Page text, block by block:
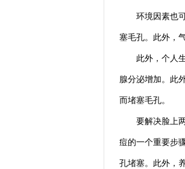
环境因素也可
塞毛孔。此外，
此外，个人生
腺分泌增加。此
而堵塞毛孔。
要解决脸上两
痘的一个重要步
孔堵塞。此外，